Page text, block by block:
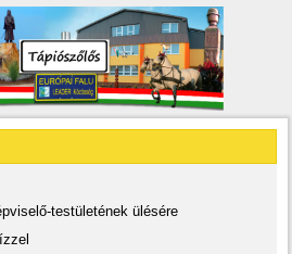
testületének ülésére